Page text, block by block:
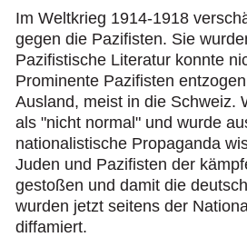
Im Weltkrieg 1914-1918
gegen die Pazifisten. Sie
Pazifistische Literatur konnte
Prominente Pazifisten
Ausland, meist in die Schweiz.
als "nicht normal" und wurde
nationalistische Propaganda
Juden und Pazifisten der
gestoßen und damit die
wurden jetzt seitens der
diffamiert.